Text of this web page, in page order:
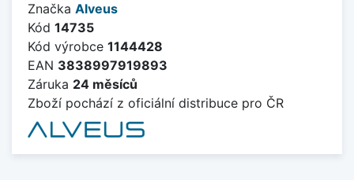
Značka Alveus
Kód 14735
Kód výrobce 1144428
EAN 3838997919893
Záruka 24 měsíců
Zboží pochází z oficiální distribuce pro ČR